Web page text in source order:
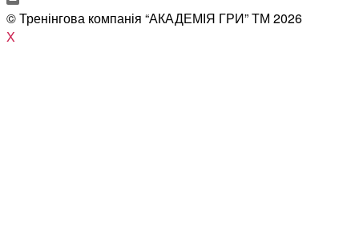
© Тренінгова компанія “АКАДЕМІЯ ГРИ” ТМ 2026
X